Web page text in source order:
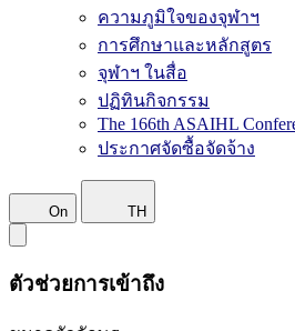
ความภูมิใจของจุฬาฯ
การศึกษาและหลักสูตร
จุฬาฯ ในสื่อ
ปฏิทินกิจกรรม
The 166th ASAIHL
ประกาศจัดซื้อจัดจ้าง
On TH
ตัวช่วยการเข้าถึง